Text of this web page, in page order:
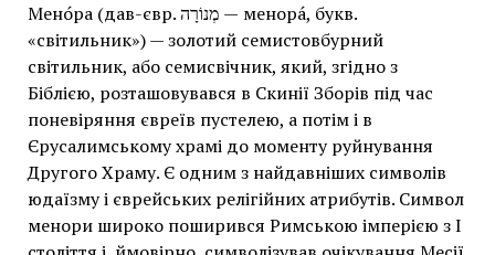
Мено́ра (дав-євр. מְנוֹרָה‎ — менора́, букв.
«світильник») — золотий семистовбурний
світильник, або семисвічник, який, згідно з
Біблією, розташовувався в Скинії Зборів під час
поневіряння євреїв пустелею, а потім і в
Єрусалимському храмі до моменту руйнування
Другого Храму. Є одним з найдавніших символів
юдаїзму і єврейських релігійних атрибутів. Символ
менори широко поширився Римською імперією з I